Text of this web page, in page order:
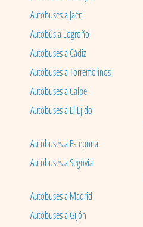
Autobuses a Jaén
Autobús a Logroño
Autobuses a Cádiz
Autobuses a Torremolinos
Autobuses a Calpe
Autobuses a El Ejido
Autobuses a Estepona
Autobuses a Segovia
Autobuses a Madrid
Autobuses a Gijón